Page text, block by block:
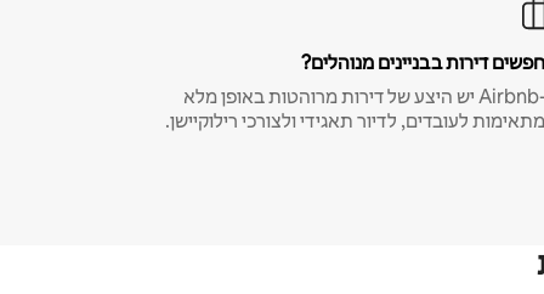
דירות בבניינים מנוהלים?
ב-Airbnb יש היצע של דירות מרוהטות באופן מלא
לעובדים, לדיור תאגידי ולצורכי רילוקיישן.